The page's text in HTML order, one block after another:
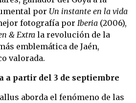
por Un instante en la vida
fotografía por Iberia (2006),
& Extrala revolución de la
emblemática de Jaén,
valorada.
a partir del 3 de septiembre
aborda el fenómeno de las